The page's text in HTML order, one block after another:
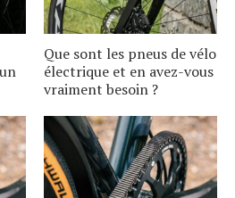
Que sont les pneus de vélo
électrique et en avez-vous
vraiment besoin ?